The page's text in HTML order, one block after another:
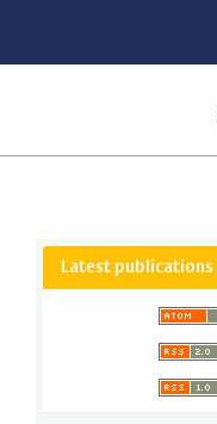
Latest publications